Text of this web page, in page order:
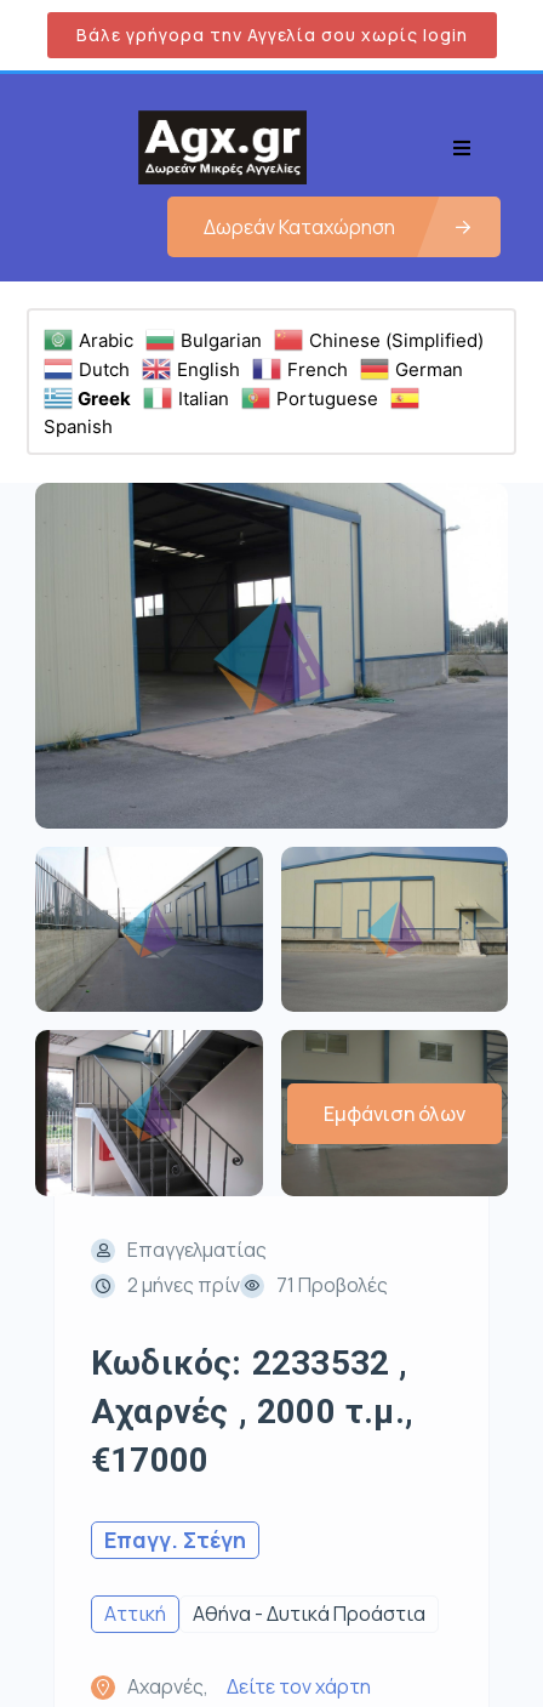
Βάλε γρήγορα την Αγγελία σου χωρίς login
Δωρεάν Καταχώρηση
Arabic Bulgarian
Chinese (Simplified)
Dutch
English French
German
Greek
Italian
Portuguese
Spanish
Εμφάνιση όλων
Επαγγελματίας
2 μήνες πρίν
71 Προβολές
Κωδικός: 2233532 ,
Αχαρνές , 2000 τ.μ.,
€17000
Επαγγ. Στέγη
Αττική Αθήνα - Δυτικά Προάστια
Αχαρνές, Δείτε τον χάρτη